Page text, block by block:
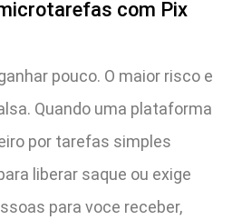
com Pix
pouco. O maior risco e
Quando uma plataforma
por tarefas simples
liberar saque ou exige
para voce receber,